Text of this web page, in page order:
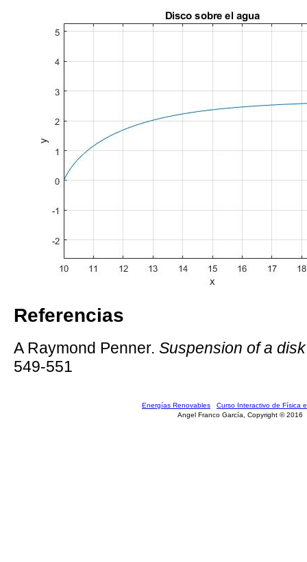
Referencias
A Raymond Penner. Suspension of a
549-551
Energías Renovables
Curso Interactivo de Física
Angel Franco García, Copyright © 2016